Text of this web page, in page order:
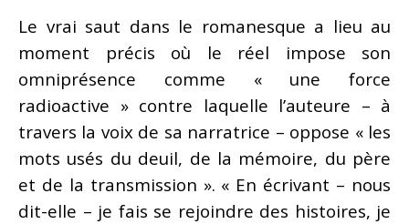
Le vrai saut dans le romanesque a lieu au
moment précis où le réel impose son
omniprésence comme « une force
radioactive » contre laquelle l’auteure – à
travers la voix de sa narratrice – oppose « les
mots usés du deuil, de la mémoire, du père
et de la transmission ». « En écrivant – nous
dit-elle – je fais se rejoindre des histoires, je